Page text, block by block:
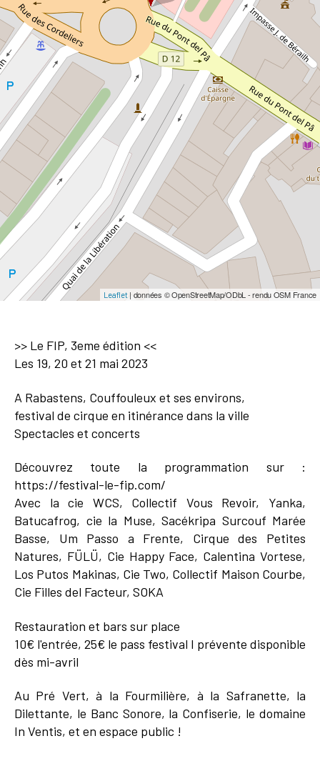
Leaflet| données © OpenStreetMap/ODbL - rendu OSM France
>> Le FIP, 3eme édition <<
Les 19, 20 et 21 mai 2023
A Rabastens, Couffouleux et ses environs,
festival de cirque en itinérance dans la ville
Spectacles et concerts
Découvrez toute la programmation sur :
https://festival-le-fip.com/
Avec la cie WCS, Collectif Vous Revoir, Yanka,
Batucafrog, cie la Muse, Sacékripa Surcouf Marée
Basse, Um Passo a Frente, Cirque des Petites
Natures, FÜLÜ, Cie Happy Face, Calentina Vortese,
Los Putos Makinas, Cie Two, Collectif Maison Courbe,
Cie Filles del Facteur, SOKA
Restauration et bars sur place
10€ l'entrée, 25€ le pass festival I prévente disponible
dès mi-avril
Au Pré Vert, à la Fourmilière, à la Safranette, la
Dilettante, le Banc Sonore, la Confiserie, le domaine
In Ventis, et en espace public !